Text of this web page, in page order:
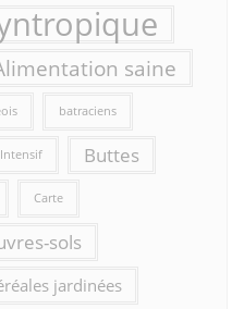
saine
batraciens
Buttes
Carte
sols
jardinées